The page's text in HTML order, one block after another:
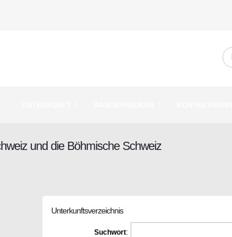
und die Böhmische Schweiz
Unterkunftsverzeichnis
Suchwort: